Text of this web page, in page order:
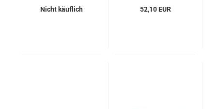
Nicht käuflich 52,10 EUR